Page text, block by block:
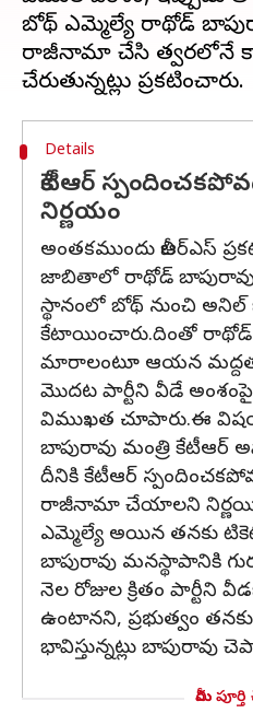
బోథ్ ఎమ్మెల్యే రాథోడ్
రాజీనామా చేసి త్వరలోనే
Details
కేటీఆర్
నిర్ణయం
అంతకముందు బీఆర్ఎస్
జాబితాలో రాథోడ్ బాపురావు
స్థానంలో బోథ్ నుంచి అనిల్
కేటాయించారు.దింతో రాథోడ్
మారాలంటూ ఆయన
మొదట పార్టీని వీడే
విముఖత చూపారు.ఈ
బాపురావు మంత్రి
దీనికి కేటీఆర్
రాజీనామా చేయాలని
ఎమ్మెల్యే అయిన తనకు
బాపురావు మనస్థాపానికి
నెల రోజుల క్రితం పార్టీని
ఉంటానని, ప్రభుత్వం
భావిస్తున్నట్లు బాపురావు
మీరు